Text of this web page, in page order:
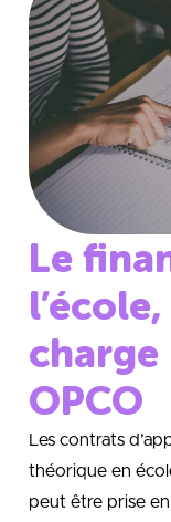
Le
OPCO
Les contrats
théorique en
peut être prise